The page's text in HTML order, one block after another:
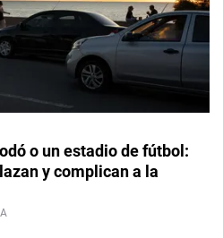
o un estadio de fútbol:
y complican a la